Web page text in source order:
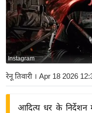
त
र्रा
ष्ट्री
य
बि
ज़
ने
Instagram
रेनू तिवारी । Apr 18 2026
आदित्य धर के